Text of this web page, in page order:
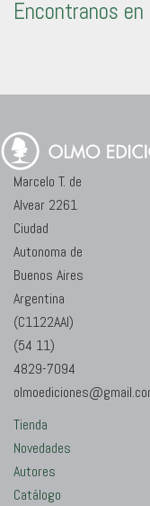
Encontranos
Marcelo T. de
Alvear 2261
Ciudad
Autonoma de
Buenos Aires
Argentina
(C1122AAI)
(54 11)
4829-7094
Tienda
Novedades
Autores
Catálogo